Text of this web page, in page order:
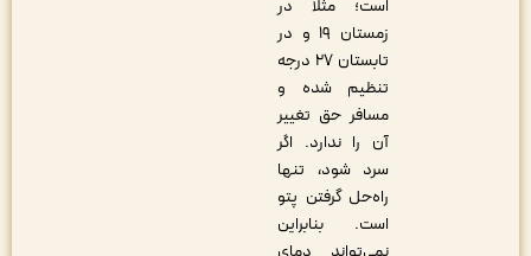
است؛ مثلاً در
زمستان ۱۹ و در
تابستان ۲۷ درجه
تنظیم شده و
مسافر حق تغییر
آن را ندارد. اگر
سرد شود، تنها
راه‌حل گرفتن پتو
است. بنابراین